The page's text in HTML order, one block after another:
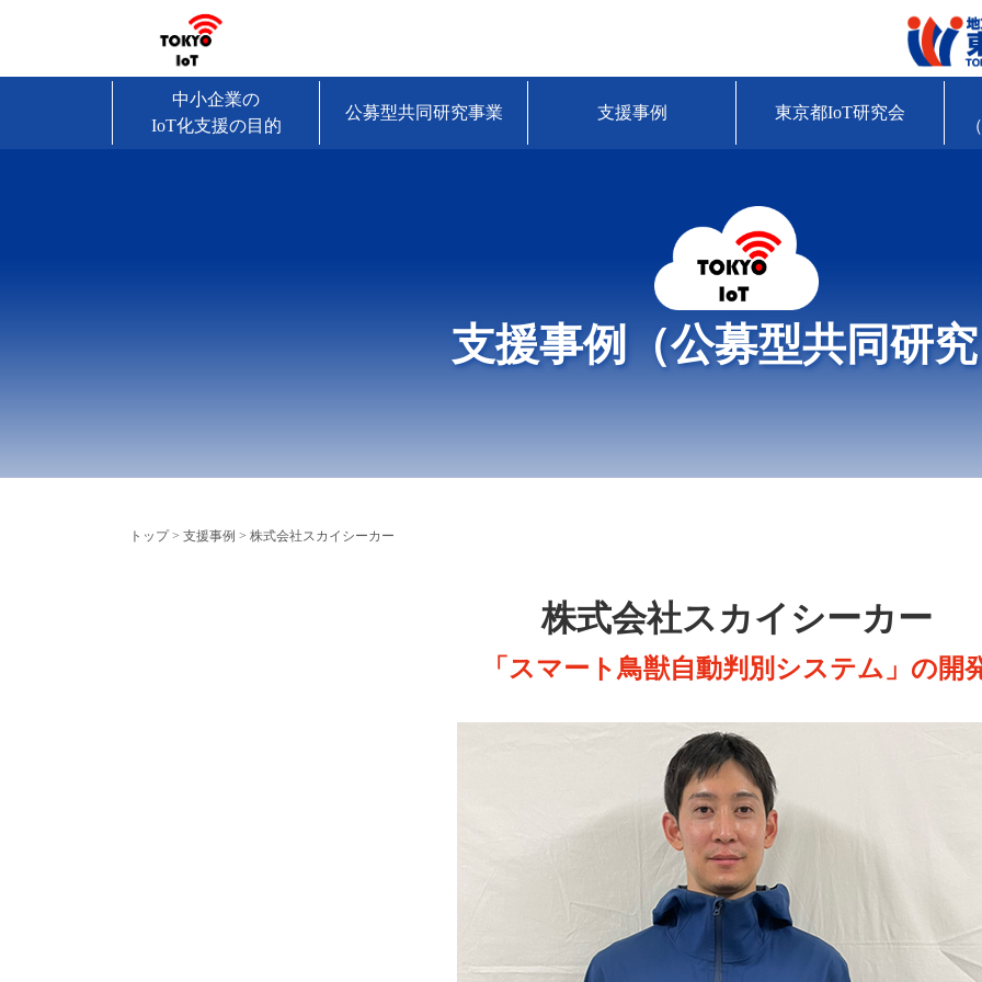
中小企業の
IoT化支援の目的
公募型共同研究事業 支援事例 東京都IoT研究会
支援事例（公募型共同研
トップ> 支援事例 > 株式会社スカイシーカー
株式会社スカイシーカー
「スマート鳥獣自動判別システム」の開